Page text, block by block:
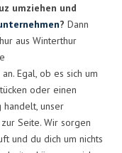
umziehen und
? Dann
aus Winterthur
Egal, ob es sich um
oder einen
handelt, unser
Seite. Wir sorgen
und du dich um nichts